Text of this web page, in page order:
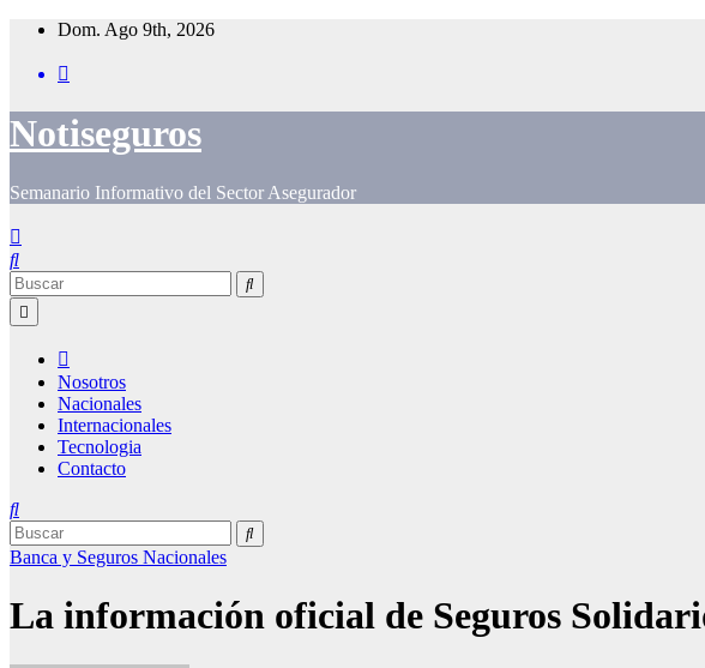
Saltar
contenido
Dom. Ago 9th, 2026
Notiseguros
Semanario Informativo del Sector Asegurador
Nosotros
Nacionales
Internacionales
Tecnologia
Contacto
Banca y Seguros Nacionales
La información oficial de Seguros